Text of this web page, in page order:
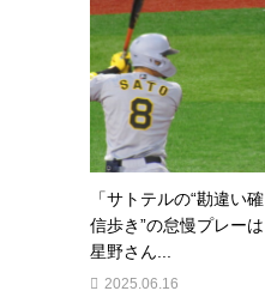
「サトテルの“勘違い確
信歩き”の怠慢プレーは
星野さん...
2025.06.16